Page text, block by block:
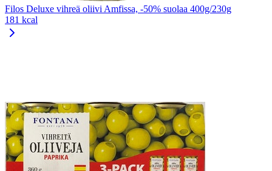
Filos Deluxe vihreä oliivi Amfissa, -50% suolaa 400g/230g
181 kcal